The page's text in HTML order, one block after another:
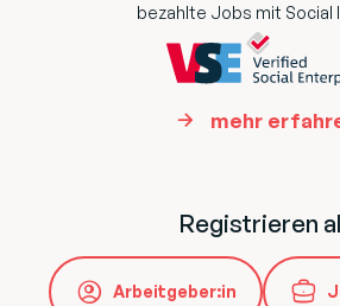
bezahlte Jobs mit Social
mehr
Registrieren
Arbeitgeber:in